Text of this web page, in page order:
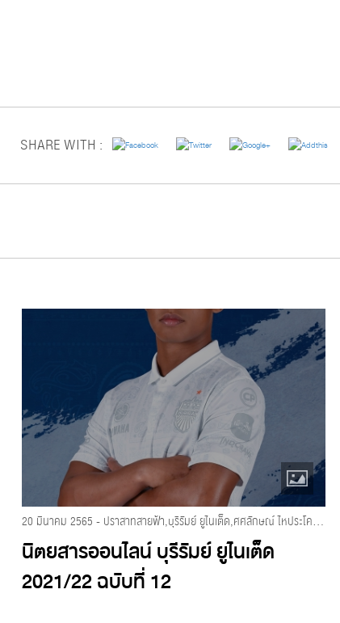
SHARE WITH :
20 มีนาคม 2565 - ปราสาทสายฟ้า,บุรีรัมย์ ยูไนเต็ด,ศศลักษณ์ ไหประโคน,นิตยสารออนไลน์ บุรีรัมย์ ยูไนเต็ด 2021/2022
นิตยสารออนไลน์ บุรีรัมย์ ยูไนเต็ด
2021/22 ฉบับที่ 12